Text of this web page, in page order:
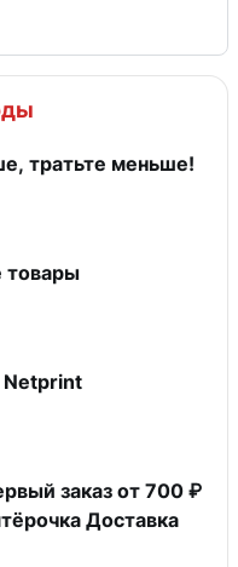
тратьте меньше!
товары
Netprint
заказ от 700 ₽
Доставка